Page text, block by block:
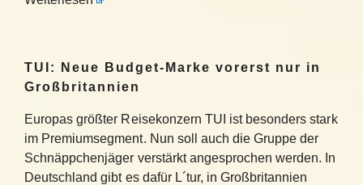
TUI: Neue Budget-Marke vorerst nur in
Großbritannien
Europas größter Reisekonzern TUI ist besonders stark
im Premiumsegment. Nun soll auch die Gruppe der
Schnäppchenjäger verstärkt angesprochen werden. In
Deutschland gibt es dafür L´tur, in Großbritannien